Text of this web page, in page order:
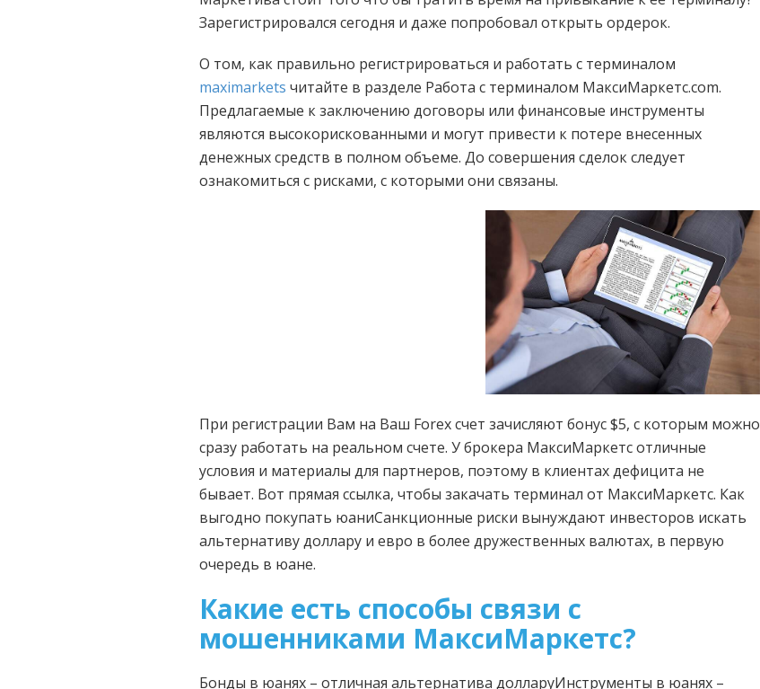
Зарегистрировался сегодня и даже попробовал открыть ордерок.
О том, как правильно регистрироваться и работать с терминалом
maximarkets читайте в разделе Работа с терминалом МаксиМаркетс.com.
Предлагаемые к заключению договоры или финансовые инструменты
являются высокорискованными и могут привести к потере внесенных
денежных средств в полном объеме. До совершения сделок следует
ознакомиться с рисками, с которыми они связаны.
При регистрации Вам на Ваш Forex счет зачисляют бонус $5, с которым можно
сразу работать на реальном счете. У брокера МаксиМаркетс отличные
условия и материалы для партнеров, поэтому в клиентах дефицита не
бывает. Вот прямая ссылка, чтобы закачать терминал от МаксиМаркетс. Как
выгодно покупать юаниСанкционные риски вынуждают инвесторов искать
альтернативу доллару и евро в более дружественных валютах, в первую
очередь в юане.
Какие есть способы связи с
мошенниками МаксиМаркетс?
Бонды в юанях – отличная альтернатива долларуИнструменты в юанях –